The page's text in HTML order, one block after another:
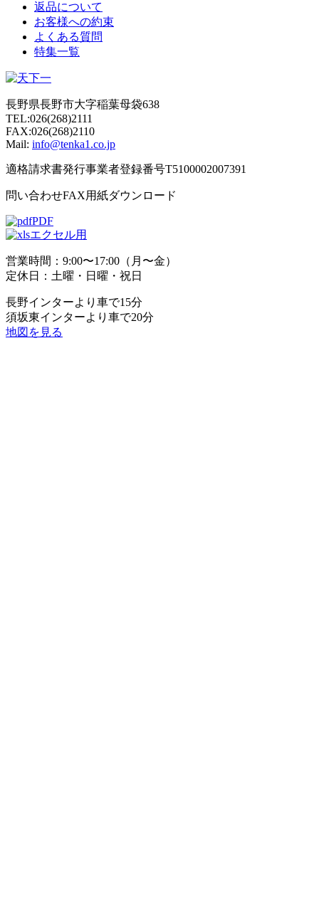
返品について
お客様への約束
よくある質問
特集一覧
長野県長野市大字稲葉母袋638
TEL:026(268)2111
FAX:026(268)2110
Mail: info@tenka1.co.jp
適格請求書発行事業者登録番号T5100002007391
問い合わせFAX用紙ダウンロード
PDF
エクセル用
営業時間：9:00〜17:00（月〜金）
定休日：土曜・日曜・祝日
長野インターより車で15分
須坂東インターより車で20分
地図を見る